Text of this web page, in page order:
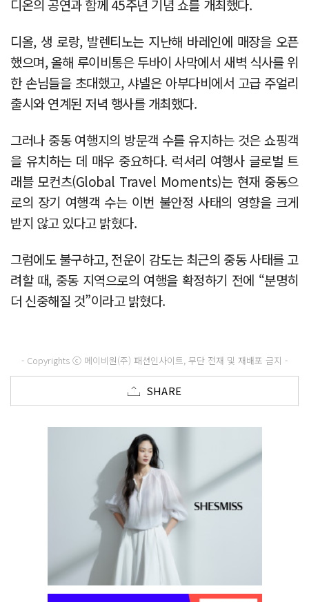
디온의 공연과 함께 45주년 기념 쇼를 개최했다.
디올, 생 로랑, 발렌티노는 지난해 바레인에 매장을 오픈
했으며, 올해 루이비통은 두바이 사막에서 새벽 식사를 위
한 손님들을 초대했고, 샤넬은 아부다비에서 고급 주얼리
출시와 연계된 저녁 행사를 개최했다.
그러나 중동 여행지의 방문객 수를 유지하는 것은 쇼핑객
을 유치하는 데 매우 중요하다. 럭셔리 여행사 글로벌 트
래블 모컨츠(Global Travel Moments)는 현재 중동으
로의 장기 여행객 수는 이번 불안정 사태의 영향을 크게
받지 않고 있다고 밝혔다.
그럼에도 불구하고, 전운이 감도는 최근의 중동 사태를 고
려할 때, 중동 지역으로의 여행을 확정하기 전에 “분명히
더 신중해질 것”이라고 밝혔다.
- Copyrights ⓒ 메이비원(주) 패션인사이트, 무단 전재 및 재배포 금지 -
SHARE